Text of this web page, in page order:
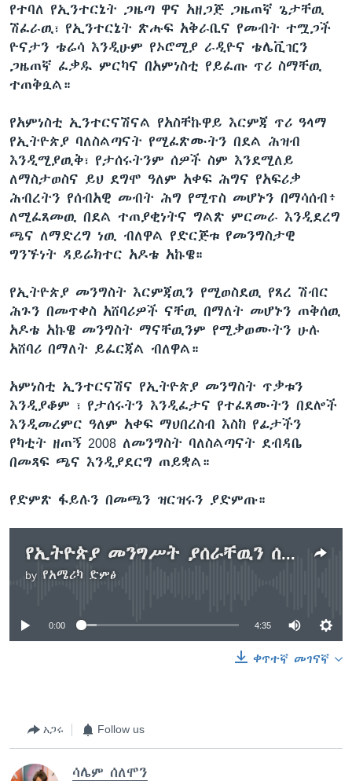
የተባለ የኢንተርኔት ጋዜጣ ዋና አዘጋጅ ጋዜጠኛ ጌታቸዉ
ሽፈራዉ፣ የኢንተርኔት ጽሑፍ አቅራቢና የመብት ተሟጋች
ዮናታን ቴሬሳ እንዲሁም የኦሮሚያ ራዲዮና ቴሌቪዢን
ጋዜጠኛ ፈቃዱ ምርካና በአምነስቲ የይፈጡ ጥሪ ስማቸዉ
ተጠቅሷል።
የአምነስቲ ኢንተርናሽናል የአስቸኩዋይ እርምጃ ጥሪ ዓላማ
የኢትዮጵያ ባለስልጣናት የሚፈጽሙትን በደል ሕዝብ
እንዲሚያዉቅ፣ የታሰሩትንም ሰዎች ስም እንደሚለይ
ለማስታወስና ይህ ደግሞ ዓለም አቀፍ ሕግና የአፍሪቃ
ሕብረትን የሰብአዊ መብት ሕግ የሚጥስ መሆኑን በማሳሰብ፥
ለሚፈጸመዉ በደል ተጠያቂነትና ግልጽ ምርመራ እንዲደረግ
ጫና ለማድረግ ነዉ ብለዋል የድርጅቱ የመንግስታዊ
ግንኙነት ዳይሬክተር አዶቴ አኩዌ።
የኢትዮጵያ መንግስት እርምጃዉን የሚወስደዉ የጸረ ሽብር
ሕጉን በመጥቀስ አሸባሪዎች ናቸዉ በማለት መሆኑን ጠቅሰዉ
አዶቴ አኩዌ መንግስት ማናቸዉንም የሚቃወሙትን ሁሉ
አሸባሪ በማለት ይፈርጃል ብለዋል።
አምነስቲ ኢንተርናሽና የኢትዮጵያ መንግስት ጥቃቱን
እንዲያቆም ፣ የታሰሩትን እንዲፈታና የተፈጸሙትን በደሎች
እንዲመረምር ዓለም አቀፍ ማህበረስብ እስከ የፊታችን
የካቲት ዘጠኝ 2008 ለመንግስት ባለስልጣናት ደብዳቤ
በመጻፍ ጫና እንዲያደርግ ጠይቋል።
የድምጽ ፋይሉን በመጫን ዝርዝሩን ያድምጡ።
የኢትዮጵያ መንግሥት ያሰራቸዉን ሰላማዊ ተቃዋሚዎች በፍጥነት እንዲፈታ አምነስቲ ኢንተርናሽናል ጥሪ አቀረበ
by የአሜሪካ ድምፅ
No media source currently available
0:00 4:35
ቀጥተኛ መገናኛ
አጋሩ Follow us
ሳሌም ሰለሞን